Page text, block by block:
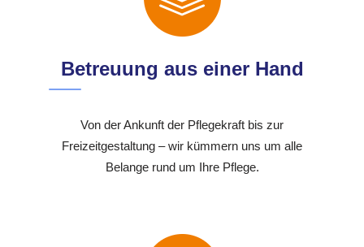
Betreuung aus einer Hand
Von der Ankunft der Pflegekraft bis zur
Freizeitgestaltung – wir kümmern uns um alle
Belange rund um Ihre Pflege.